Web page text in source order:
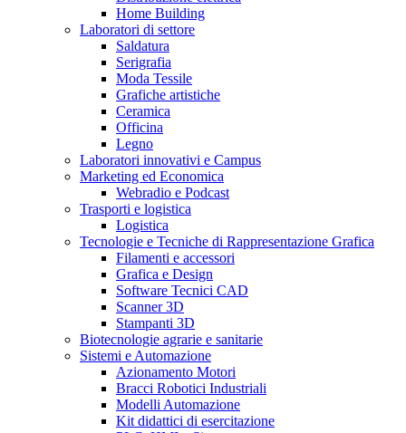
Home Building
Laboratori di settore
Saldatura
Serigrafia
Moda Tessile
Grafiche artistiche
Ceramica
Officina
Legno
Laboratori innovativi e Campus
Marketing ed Economica
Webradio e Podcast
Trasporti e logistica
Logistica
Tecnologie e Tecniche di Rappresentazione Grafica
Filamenti e accessori
Grafica e Design
Software Tecnici CAD
Scanner 3D
Stampanti 3D
Biotecnologie agrarie e sanitarie
Sistemi e Automazione
Azionamento Motori
Bracci Robotici Industriali
Modelli Automazione
Kit didattici di esercitazione